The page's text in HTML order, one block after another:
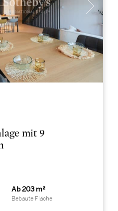
mit 9
Ab 203 m²
Bebaute Fläche